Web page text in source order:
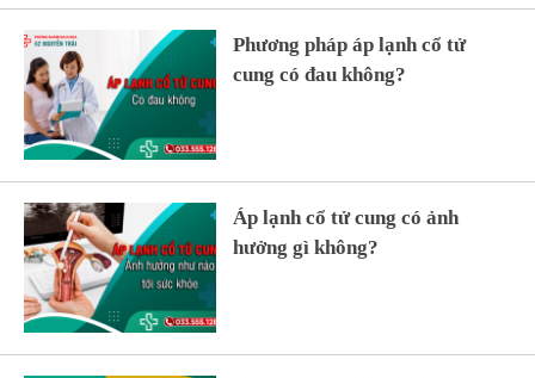
Phương pháp áp lạnh cổ tử
cung có đau không?
Áp lạnh cổ tử cung có ảnh
hưởng gì không?